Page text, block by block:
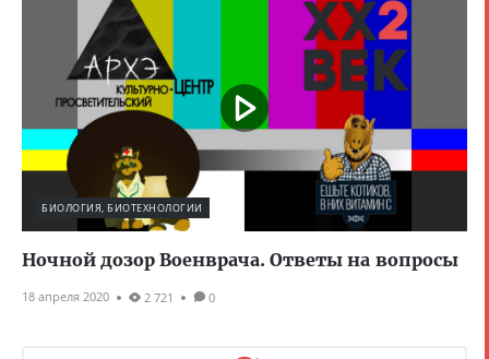
БИОЛОГИЯ, БИОТЕХНОЛОГИИ
Ночной дозор Военврача. Ответы на вопросы
18 апреля 2020 2 721 0